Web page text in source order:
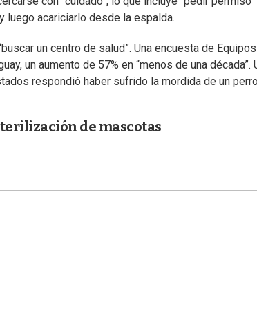
luego acariciarlo desde la espalda.
un centro de salud”. Una encuesta de Equipos
un aumento de 57% en “menos de una década”.
respondió haber sufrido la mordida de un
de mascotas